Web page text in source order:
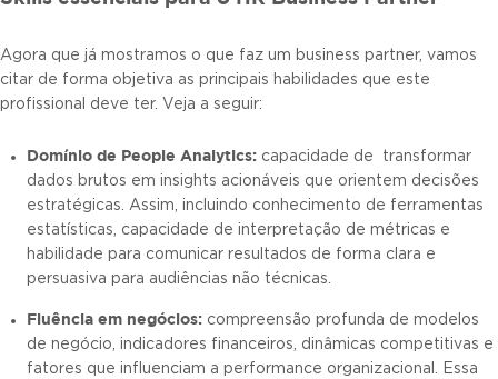
Agora que já mostramos o que faz um business partner, vamos
citar de forma objetiva as principais habilidades que este
profissional deve ter. Veja a seguir:
Domínio de People Analytics: capacidade de transformar
dados brutos em insights acionáveis que orientem decisões
estratégicas. Assim, incluindo conhecimento de ferramentas
estatísticas, capacidade de interpretação de métricas e
habilidade para comunicar resultados de forma clara e
persuasiva para audiências não técnicas.
Fluência em negócios: compreensão profunda de modelos
de negócio, indicadores financeiros, dinâmicas competitivas e
fatores que influenciam a performance organizacional. Essa